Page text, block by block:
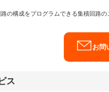
の構成をプログラムできる集積回路の
お問
ス